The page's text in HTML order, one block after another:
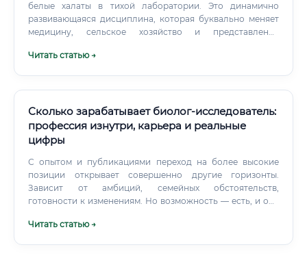
образовательные платформы имеют партнёрства с КИО и
фармкомпаниями ⚠️ Обходите стороной курсы, которые
обещают «стать фармакологом за 2 недели».
белые халаты в тихой лаборатории. Это динамично
развивающаяся дисциплина, которая буквально меняет
медицину, сельское хозяйство и представление
помогают диагностировать редкие наследственные
Читать статью →
Сколько зарабатывает биолог-исследователь:
профессия изнутри, карьера и реальные
цифры
С опытом и публикациями переход на более высокие
позиции открывает совершенно другие горизонты.
Зависит от амбиций, семейных обстоятельств,
готовности к изменениям. Но возможность — есть, и она
публикациями.
Читать статью →